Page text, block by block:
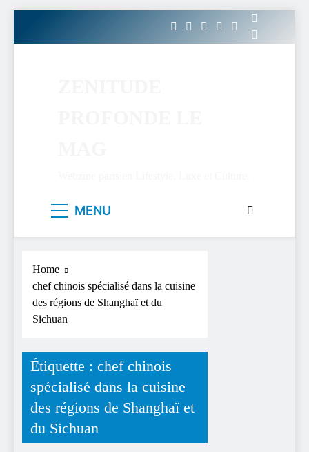
MENU
Home
chef chinois spécialisé dans la cuisine
des régions de Shanghaï et du
Sichuan
Étiquette : chef chinois
spécialisé dans la cuisine
des régions de Shanghaï et
du Sichuan